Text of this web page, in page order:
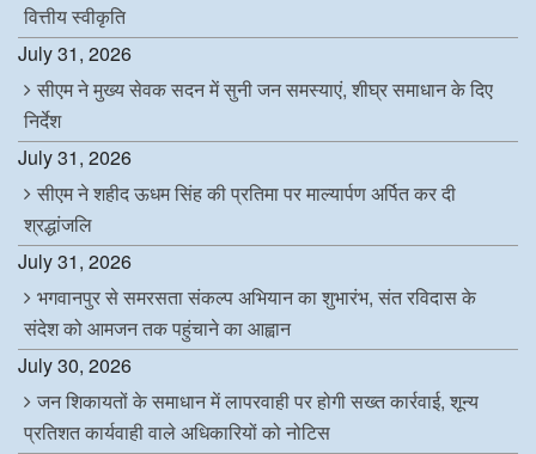
वित्तीय स्वीकृति
July 31, 2026
सीएम ने मुख्य सेवक सदन में सुनी जन समस्याएं, शीघ्र समाधान के दिए
निर्देश
July 31, 2026
सीएम ने शहीद ऊधम सिंह की प्रतिमा पर माल्यार्पण अर्पित कर दी
श्रद्धांजलि
July 31, 2026
भगवानपुर से समरसता संकल्प अभियान का शुभारंभ, संत रविदास के
संदेश को आमजन तक पहुंचाने का आह्वान
July 30, 2026
जन शिकायतों के समाधान में लापरवाही पर होगी सख्त कार्रवाई, शून्य
प्रतिशत कार्यवाही वाले अधिकारियों को नोटिस